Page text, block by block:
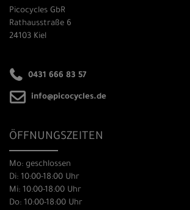
Picocycles GbR
Rathausstraße 6
24103 Kiel
0431 666 83 57
info@picocycles.de
ÖFFNUNGSZEITEN
Mo: geschlossen
Di: 10:00-18:00 Uhr
Mi: 10:00-18:00 Uhr
Do: 10:00-18:00 Uhr